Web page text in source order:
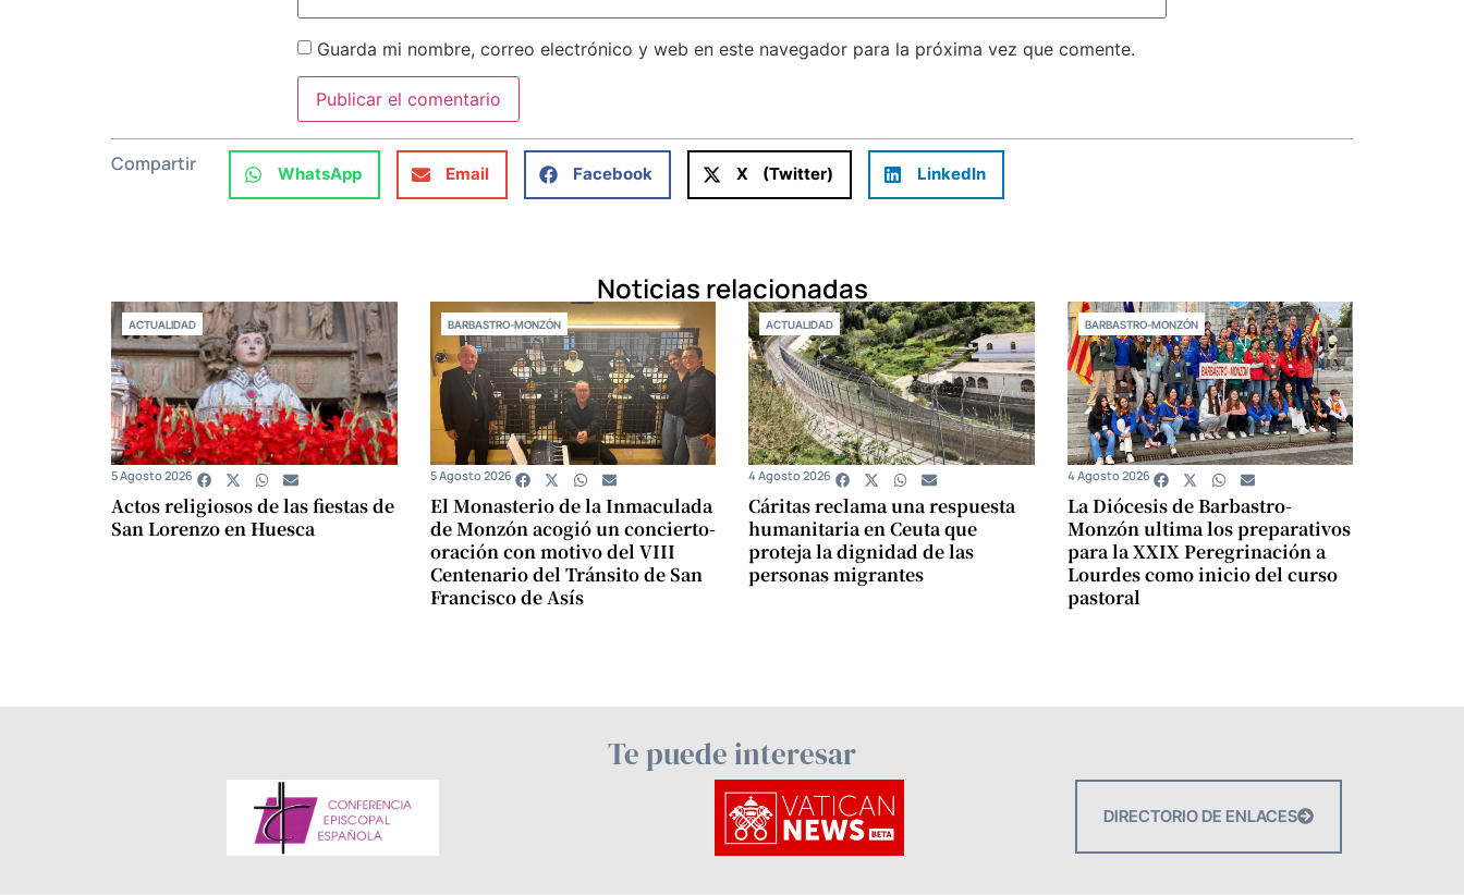
Guarda mi nombre, correo electrónico y web en este navegador para la próxima vez que comente.
Compartir WhatsApp Email Facebook X (Twitter) LinkedIn
Noticias relacionadas
ACTUALIDAD
Actos religiosos de las fiestas de
San Lorenzo en Huesca
5 Agosto 2026
BARBASTRO-MONZÓN
El Monasterio de la Inmaculada
de Monzón acogió un concierto-
oración con motivo del VIII
Centenario del Tránsito de San
Francisco de Asís
5 Agosto 2026
ACTUALIDAD
Cáritas reclama una respuesta
humanitaria en Ceuta que
proteja la dignidad de las
personas migrantes
4 Agosto 2026
BARBASTRO-MONZÓN
La Diócesis de Barbastro-
Monzón ultima los preparativos
para la XXIX Peregrinación a
Lourdes como inicio del curso
pastoral
4 Agosto 2026
Te puede interesar
DIRECTORIO DE ENLACES